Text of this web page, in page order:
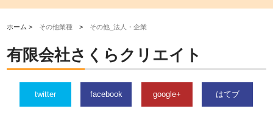
ホーム > その他業種 > その他_法人・企業
有限会社さくらクリエイト
twitter facebook google+ はてブ